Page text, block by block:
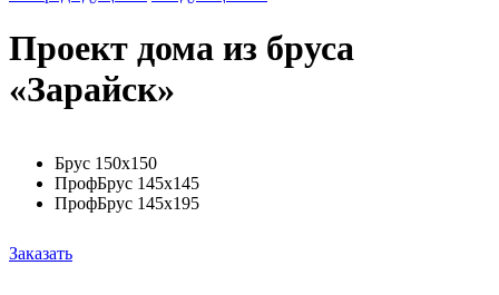
Проект дома из бруса
«Зарайск»
Брус 150х150
ПрофБрус 145х145
ПрофБрус 145х195
Заказать